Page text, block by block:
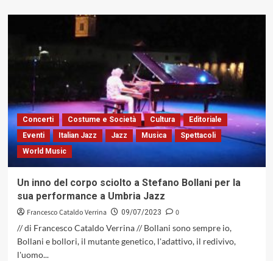
su
Come
un
Harbie
Hancock
s’innalza
e
svetta
sull’altare
Concerti Costume e Società Cultura
Editoriale
Eventi
Italian Jazz Jazz Musica
Spettacoli
World Music
Un inno del corpo sciolto a Stefano Bollani per la
sua performance a Umbria Jazz
Francesco Cataldo Verrina 09/07/2023
0
// di Francesco Cataldo Verrina // Bollani sono sempre io,
Bollani e bollori, il mutante genetico, l'adattivo, il redivivo,
l'uomo...